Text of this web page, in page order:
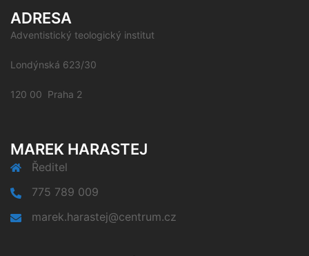
ADRESA
Adventistický teologický institut
Londýnská 623/30
120 00 Praha 2
MAREK HARASTEJ
Ředitel
775 789 009
marek.harastej@centrum.cz